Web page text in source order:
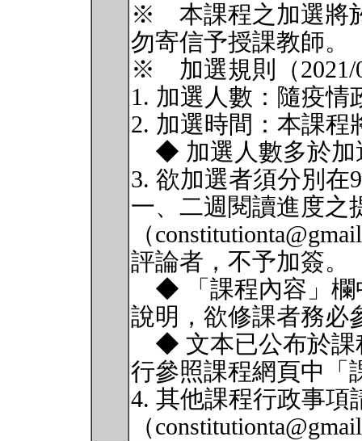
※ 本課程之加選將
勿寄信予授課教師。
※ 加選規則（2021/
1. 加選人數：隨疫情
2. 加選時間：本課程
◆ 加選人數多於加
3. 欲加選者須分別在
一、二週閱讀進度之
（
評論者，不予加簽。
◆ 「課程內容」欄
說明，欲修課者務必
◆ 文本已公布於課
行參照課程網頁中「
4. 其他課程行政事項
（